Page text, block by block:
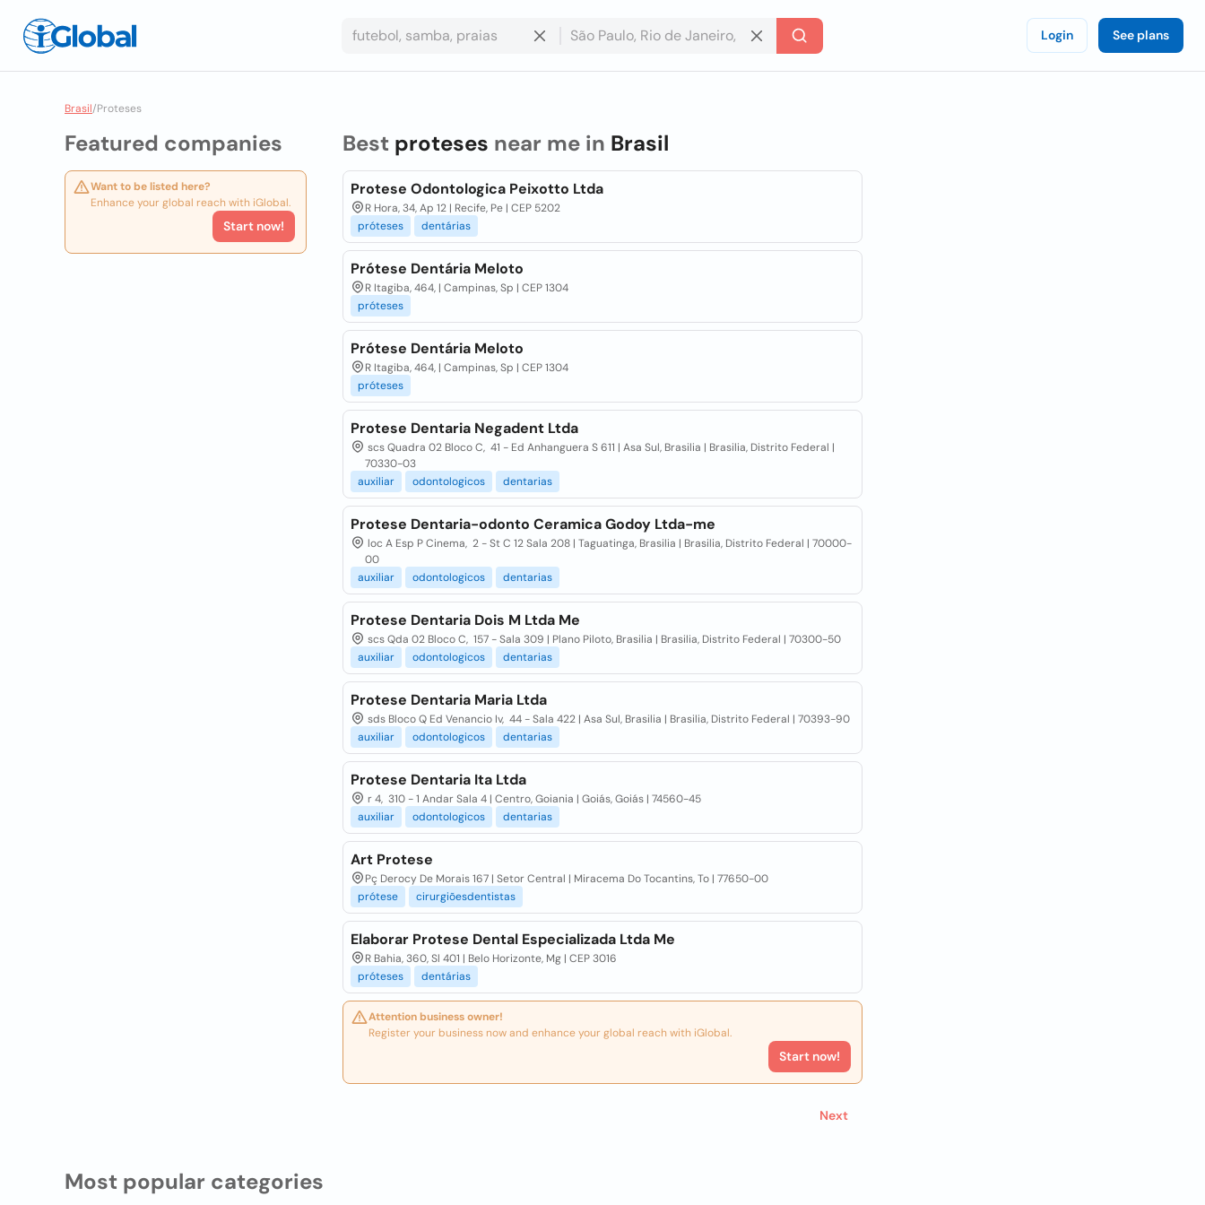
Login See plans
Brasil/Proteses
Featured companies
Want to be listed here?
Enhance your global reach with iGlobal.
Start now!
Best proteses near me in Brasil
Protese Odontologica Peixotto Ltda
R Hora, 34, Ap 12 | Recife, Pe | CEP 5202
próteses
dentárias
Prótese Dentária Meloto
R Itagiba, 464, | Campinas, Sp | CEP 1304
próteses
Prótese Dentária Meloto
R Itagiba, 464, | Campinas, Sp | CEP 1304
próteses
Protese Dentaria Negadent Ltda
scs Quadra 02 Bloco C, 41 - Ed Anhanguera S 611 | Asa Sul, Brasilia | Brasilia, Distrito Federal |
70330-03
auxiliar
odontologicos dentarias
Protese Dentaria-odonto Ceramica Godoy Ltda-me
loc A Esp P Cinema, 2 - St C 12 Sala 208 | Taguatinga, Brasilia | Brasilia, Distrito Federal | 70000-
00
auxiliar
odontologicos dentarias
Protese Dentaria Dois M Ltda Me
scs Qda 02 Bloco C, 157 - Sala 309 | Plano Piloto, Brasilia | Brasilia, Distrito Federal | 70300-50
auxiliar
odontologicos dentarias
Protese Dentaria Maria Ltda
sds Bloco Q Ed Venancio Iv, 44 - Sala 422 | Asa Sul, Brasilia | Brasilia, Distrito Federal | 70393-90
auxiliar
odontologicos dentarias
Protese Dentaria Ita Ltda
r 4, 310 - 1 Andar Sala 4 | Centro, Goiania | Goiás, Goiás | 74560-45
auxiliar
odontologicos dentarias
Art Protese
Pç Derocy De Morais 167 | Setor Central | Miracema Do Tocantins, To | 77650-00
prótese
cirurgiõesdentistas
Elaborar Protese Dental Especializada Ltda Me
R Bahia, 360, Sl 401 | Belo Horizonte, Mg | CEP 3016
próteses
dentárias
Attention business owner!
Register your business now and enhance your global reach with iGlobal.
Start now!
Next
Most popular categories